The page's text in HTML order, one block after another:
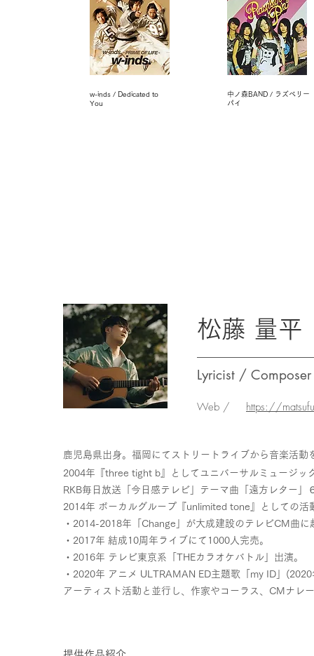
w-inds / Dedicated to
You
中ノ森BAND / ラズベリー
パイ
松藤 量平
Lyricist / Composer
Web / https://
鹿児島県出身。福岡にてストリートライブから音楽活動
2004年『three tight b』としてユニバーサルミュージッ
RKB毎日放送「今日感テレビ」テーマ曲「遠方レター」
2014年 ボーカルグループ『unlimited tone』としての活
・2014-2018年「Change」が大成建設のテレビCM曲に
・2017年 結成10周年ライブにて1000人完売。
・2016年 テレビ東京系「THEカラオケバトル」出演。
・2020年 アニメ ULTRAMAN ED主題歌「my ID」
アーティスト活動と並行し、作家やコーラス、CMナレ